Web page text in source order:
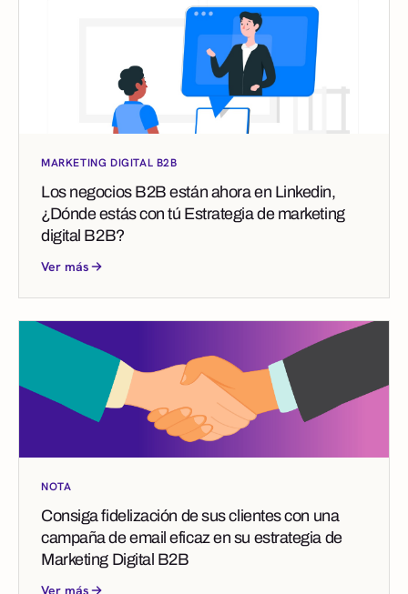
MARKETING DIGITAL B2B
Los negocios B2B están ahora en Linkedin,
¿Dónde estás con tú Estrategia de marketing
digital B2B?
Ver más
NOTA
Consiga fidelización de sus clientes con una
campaña de email eficaz en su estrategia de
Marketing Digital B2B
Ver más